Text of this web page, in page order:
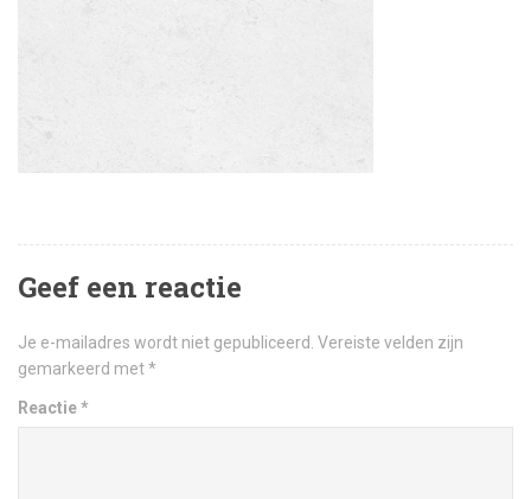
Geef een reactie
Je e-mailadres wordt niet gepubliceerd. Vereiste velden zijn
gemarkeerd met*
Reactie*